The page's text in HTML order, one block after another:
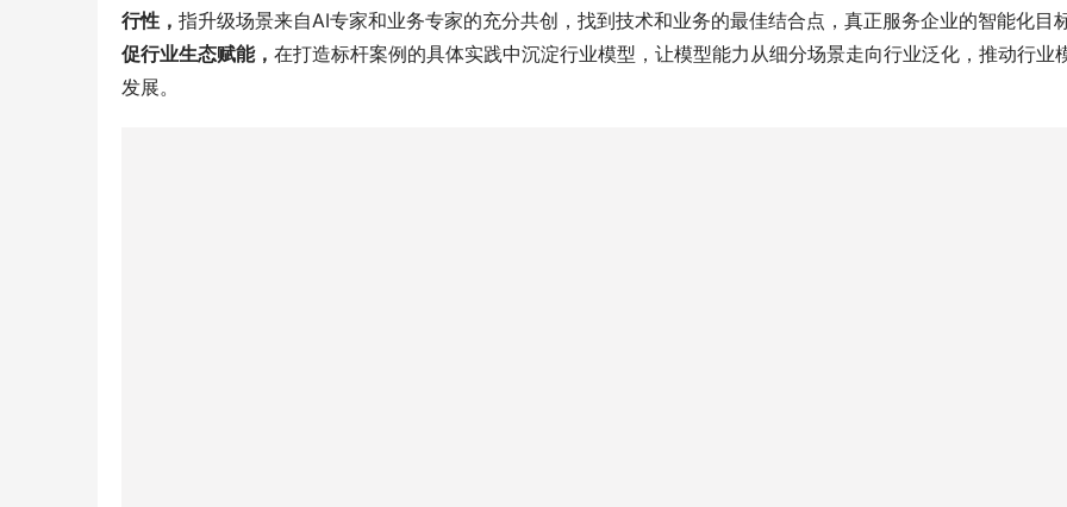
行性， 指升级场景来自AI专家和业务专家的充分共创，找到技术和业务的最佳结合点，真正服务企业的智能化目标
促行业生态赋能， 在打造标杆案例的具体实践中沉淀行业模型，让模型能力从细分场景走向行业泛化，推动行业
发展。